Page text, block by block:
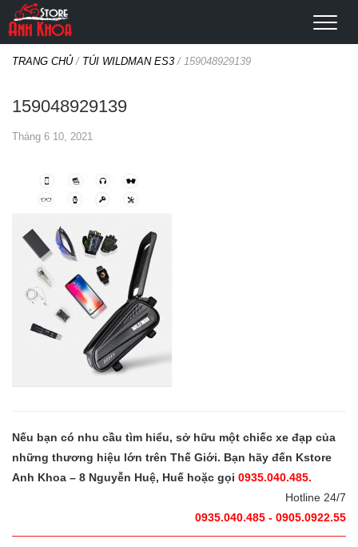
TRANG CHỦ/ TÚI WILDMAN ES3 / 159048929139
159048929139
Tháng 6 10, 2021
Nếu bạn có nhu cầu tìm hiểu, sở hữu một chiếc xe đạp của
những thương hiệu lớn trên Thế Giới. Bạn hãy đến Kstore
Anh Khoa – 8 Nguyễn Huệ, Huế hoặc gọi 0935.040.485.
Hotline 24/7
0935.040.485 - 0905.0922.55